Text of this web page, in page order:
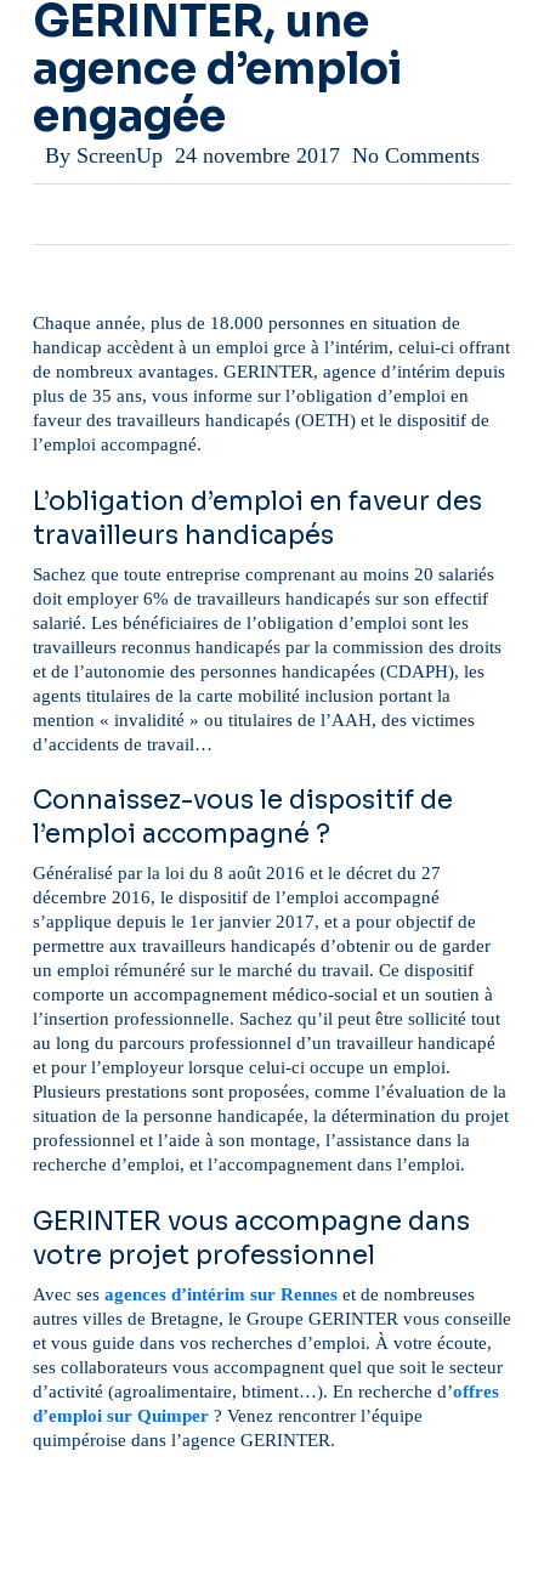
GERINTER, une
agence d’emploi
engagée
By ScreenUp 24 novembre 2017 No Comments
Chaque année, plus de 18.000 personnes en situation de
handicap accèdent à un emploi grce à l’intérim, celui-ci offrant
de nombreux avantages. GERINTER, agence d’intérim depuis
plus de 35 ans, vous informe sur l’obligation d’emploi en
faveur des travailleurs handicapés (OETH) et le dispositif de
l’emploi accompagné.
L’obligation d’emploi en faveur des
travailleurs handicapés
Sachez que toute entreprise comprenant au moins 20 salariés
doit employer 6% de travailleurs handicapés sur son effectif
salarié. Les bénéficiaires de l’obligation d’emploi sont les
travailleurs reconnus handicapés par la commission des droits
et de l’autonomie des personnes handicapées (CDAPH), les
agents titulaires de la carte mobilité inclusion portant la
mention « invalidité » ou titulaires de l’AAH, des victimes
d’accidents de travail…
Connaissez-vous le dispositif de
l’emploi accompagné ?
Généralisé par la loi du 8 août 2016 et le décret du 27
décembre 2016, le dispositif de l’emploi accompagné
s’applique depuis le 1er janvier 2017, et a pour objectif de
permettre aux travailleurs handicapés d’obtenir ou de garder
un emploi rémunéré sur le marché du travail. Ce dispositif
comporte un accompagnement médico-social et un soutien à
l’insertion professionnelle. Sachez qu’il peut être sollicité tout
au long du parcours professionnel d’un travailleur handicapé
et pour l’employeur lorsque celui-ci occupe un emploi.
Plusieurs prestations sont proposées, comme l’évaluation de la
situation de la personne handicapée, la détermination du projet
professionnel et l’aide à son montage, l’assistance dans la
recherche d’emploi, et l’accompagnement dans l’emploi.
GERINTER vous accompagne dans
votre projet professionnel
Avec ses agences d’intérim sur Renneset de nombreuses
autres villes de Bretagne, le Groupe GERINTER vous conseille
et vous guide dans vos recherches d’emploi. À votre écoute,
ses collaborateurs vous accompagnent quel que soit le secteur
d’activité (agroalimentaire, btiment…). En recherche d’offres
d’emploi sur Quimper? Venez rencontrer l’équipe
quimpéroise dans l’agence GERINTER.